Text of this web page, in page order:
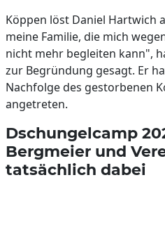
Köppen löst Daniel Hartwich
meine Familie, die mich
nicht mehr begleiten kann",
zur Begründung gesagt. Er
Nachfolge des gestorbenen
angetreten.
Dschungelcamp
Bergmeier und
tatsächlich dabei